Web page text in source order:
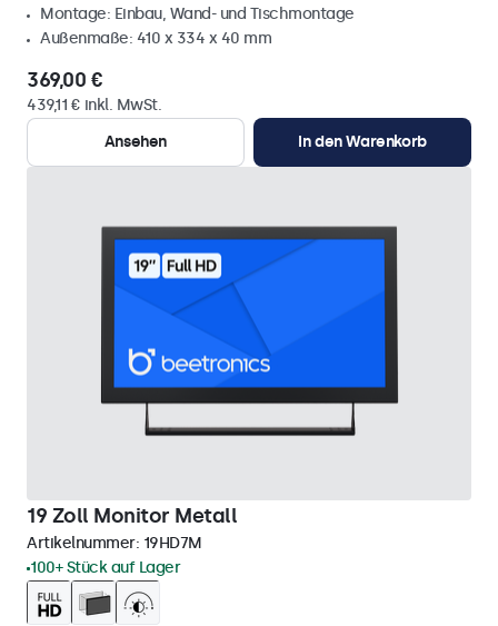
Montage: Einbau, Wand- und Tischmontage
Außenmaße: 410 x 334 x 40 mm
369,00 €
439,11 € inkl. MwSt.
Ansehen
In den Warenkorb
19 Zoll Monitor Metall
Artikelnummer: 19HD7M
100+ Stück auf Lager